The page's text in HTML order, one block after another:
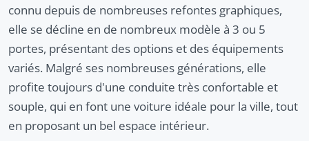
connu depuis de nombreuses refontes graphiques,
elle se décline en de nombreux modèle à 3 ou 5
portes, présentant des options et des équipements
variés. Malgré ses nombreuses générations, elle
profite toujours d'une conduite très confortable et
souple, qui en font une voiture idéale pour la ville, tout
en proposant un bel espace intérieur.